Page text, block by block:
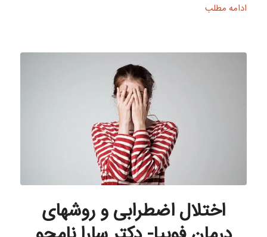
ادامه مطلب
اختلال اضطرابی و روشهای